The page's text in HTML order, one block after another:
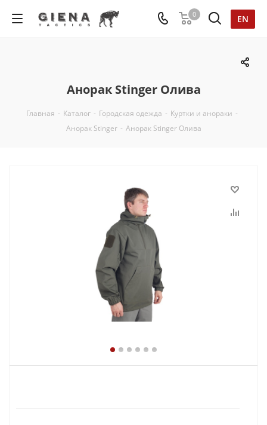
EN
0
Анорак Stinger Олива
Главная - Каталог - Городская одежда - Куртки и анораки -
Анорак Stinger - Анорак Stinger Олива